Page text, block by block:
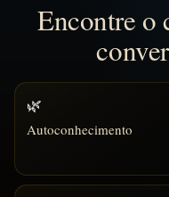
Encontre o
🌿
Autoconhecimento